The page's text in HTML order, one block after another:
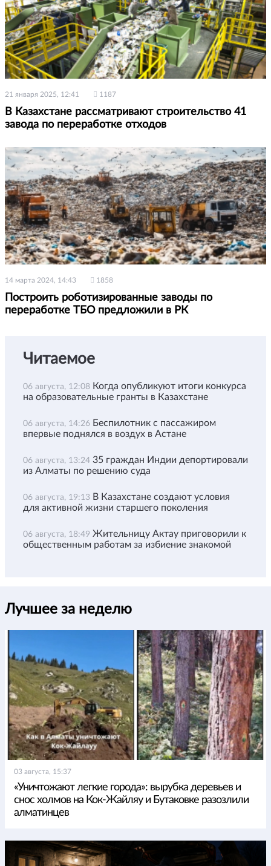
21 января 2025, 12:41 1187
В Казахстане рассматривают строительство 41
завода по переработке отходов
14 марта 2024, 14:43 1858
Построить роботизированные заводы по
переработке ТБО предложили в РК
Читаемое
06 августа, 12:08 Когда опубликуют итоги конкурса
на образовательные гранты в Казахстане
06 августа, 14:26 Беспилотник с пассажиром
впервые поднялся в воздух в Астане
06 августа, 13:24 35 граждан Индии депортировали
из Алматы по решению суда
06 августа, 19:13 В Казахстане создают условия
для активной жизни старшего поколения
06 августа, 18:49 Жительницу Актау приговорили к
общественным работам за избиение знакомой
Лучшее за неделю
03 августа, 15:37
«Уничтожают легкие города»: вырубка деревьев и
снос холмов на Кок-Жайляу и Бутаковке разозлили
алматинцев